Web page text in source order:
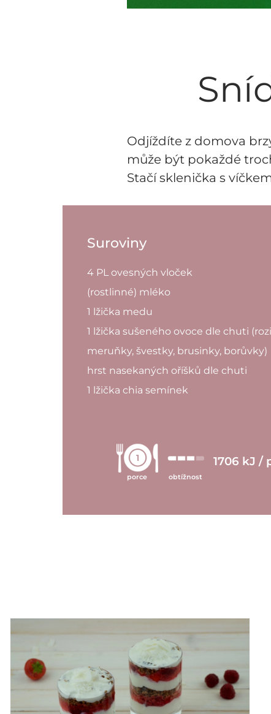
Odjíždíte z domova
může být pokaždé
Stačí sklenička s
Suroviny
4 PL ovesných vloček
(rostlinné) mléko
1 lžička medu
1 lžička sušeného ovoce dle chuti
meruňky, švestky, brusinky, borůvky)
hrst nasekaných oříšků dle chuti
1 lžička chia semínek
1
porce obtížnost
1706 kJ /